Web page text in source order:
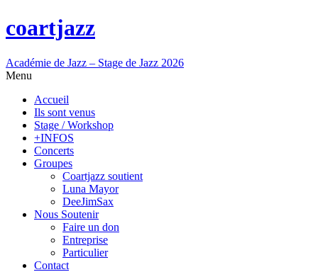
coartjazz
Académie de Jazz – Stage de Jazz 2026
Menu
Accueil
Ils sont venus
Stage / Workshop
+INFOS
Concerts
Groupes
Coartjazz soutient
Luna Mayor
DeeJimSax
Nous Soutenir
Faire un don
Entreprise
Particulier
Contact